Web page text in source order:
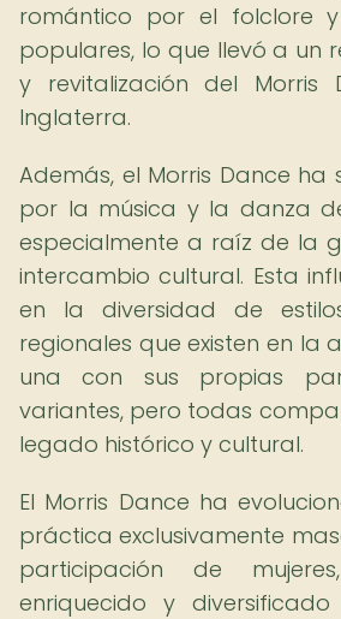
romántico por el folclore
populares, lo que llevó a un
y revitalización del Morris
Inglaterra.
Además, el Morris Dance ha
por la música y la danza
especialmente a raíz de la
intercambio cultural. Esta
en la diversidad de
regionales que existen en la
una con sus propias
variantes, pero todas
legado histórico y cultural.
El Morris Dance ha
práctica exclusivamente
participación de
enriquecido y